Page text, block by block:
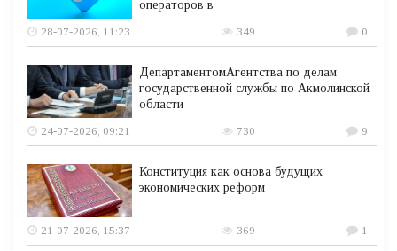
операторов в
28-07-2026, 11:23
349 0
ДепартаментомАгентства по делам
государственной службы по Акмолинской
области
24-07-2026, 09:21
730 9
Конституция как основа будущих
экономических реформ
21-07-2026, 15:37 369 1